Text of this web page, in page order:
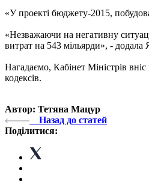
«У проекті бюджету-2015,
«Незважаючи на негативну
витрат на 543 мільярди», - додала
Нагадаємо, Кабінет Міністрів
кодексів.
Автор: Тетяна Мацур
Назад до статей
Поділитися: